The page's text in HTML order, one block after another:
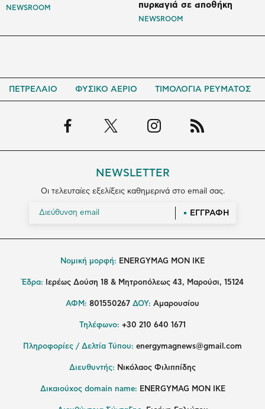
NEWSROOM
πυρκαγιά σε αποθήκη
NEWSROOM
ΠΕΤΡΕΛΑΙΟ ΦΥΣΙΚΟ ΑΕΡΙΟ ΤΙΜΟΛΟΓΙΑ ΡΕΥΜΑΤΟΣ
NEWSLETTER
Οι τελευταίες εξελίξεις καθημερινά στο email σας.
ΕΓΓΡΑΦΗ
Νομική μορφή: ENERGYMAG MON IKE
Έδρα: Ιερέως Δούση 18 & Μητροπόλεως 43, Μαρούσι, 15124
ΑΦΜ: 801550267 ΔΟΥ: Αμαρουσίου
Τηλέφωνο: +30 210 640 1671
Πληροφορίες / Δελτία Τύπου: energymagnews@gmail.com
Διευθυντής: Νικόλαος Φιλιππίδης
Δικαιούχος domain name: ENERGYMAG ΜΟΝ ΙΚΕ